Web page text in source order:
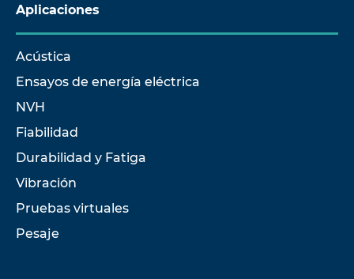
Aplicaciones
Acústica
Ensayos de energía eléctrica
NVH
Fiabilidad
Durabilidad y Fatiga
Vibración
Pruebas virtuales
Pesaje